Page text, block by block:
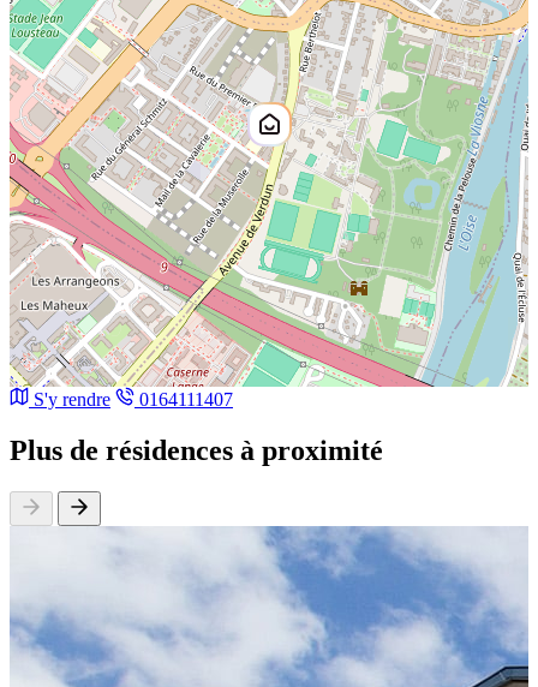
S'y rendre 0164111407
Plus de résidences à proximité